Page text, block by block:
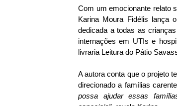
Com um emocionante relato
Karina Moura Fidélis lança
dedicada a todas as
internações em UTIs e
livraria Leitura do Pátio
A autora conta que o projeto
direcionado a famílias
possa ajudar essas